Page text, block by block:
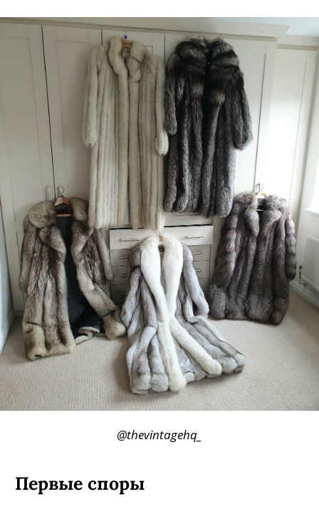
@thevintagehq_
Первые споры